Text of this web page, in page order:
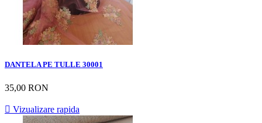
DANTELA PE TULLE 30001
35,00 RON
 Vizualizare rapida